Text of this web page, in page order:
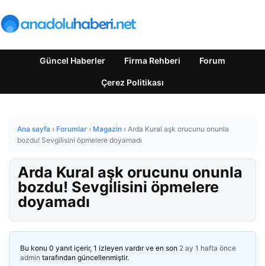
Güncel Haberler Firma Rehberi Forum
Çerez Politikası
Ana sayfa › Forumlar › Magazin › Arda Kural aşk orucunu onunla
bozdu! Sevgilisini öpmelere doyamadı
Arda Kural aşk orucunu onunla
bozdu! Sevgilisini öpmelere
doyamadı
Bu konu 0 yanıt içerir, 1 izleyen vardır ve en son 2 ay 1 hafta önce
admin tarafından güncellenmiştir.